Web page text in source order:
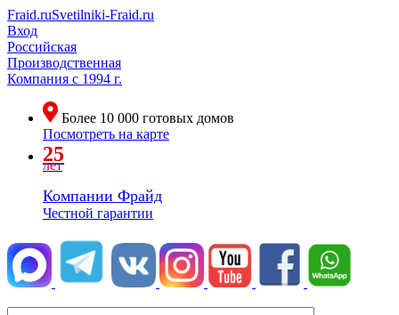
Fraid.ruSvetilniki-Fraid.ru
Вход
Российская
Производственная
Компания с 1994 г.
Более 10 000 готовых домов
Посмотреть на карте
25
лет
Компании Фрайд
Честной гарантии